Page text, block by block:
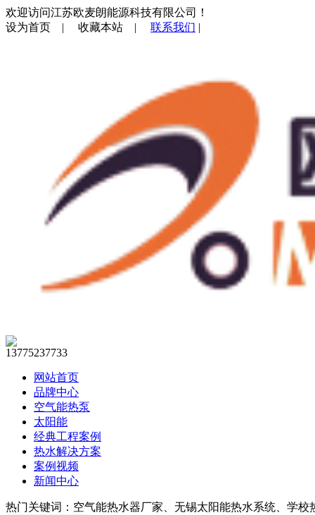
欢迎访问江苏欧麦朗能源科技有限公司！
设为首页 | 收藏本站 | 联系我们 |
13775237733
网站首页
品牌中心
空气能热泵
太阳能
经典工程案例
热水解决方案
案例视频
新闻中心
热门关键词：空气能热水器厂家、无锡太阳能热水系统、学校